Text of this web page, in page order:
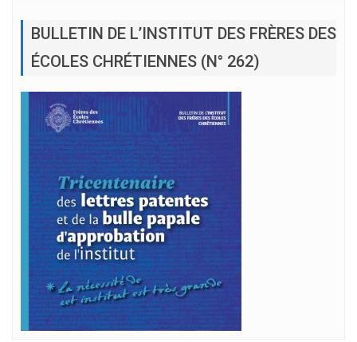
BULLETIN DE L’INSTITUT DES FRÈRES DES
ÉCOLES CHRÉTIENNES (N° 262)